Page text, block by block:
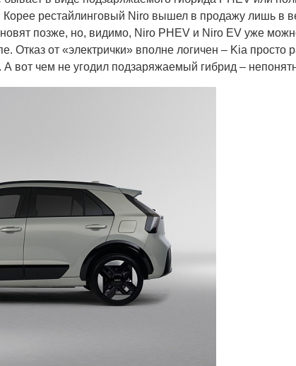
Корее рестайлинговый Niro вышел в продажу лишь в
позже, но, видимо, Niro PHEV и Niro EV уже
Отказ от «электрички» вполне логичен – Kia просто
А вот чем не угодил подзаряжаемый гибрид –